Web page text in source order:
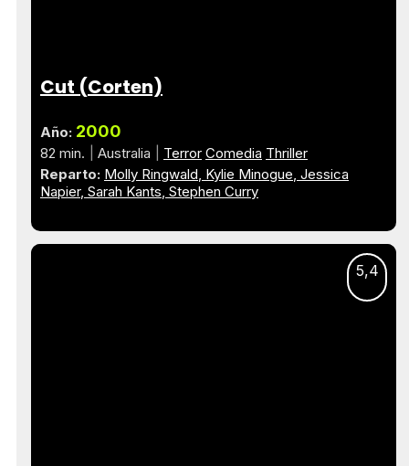
Cut (Corten)
Año: 2000
82 min. Australia Terror Comedia Thriller
Reparto: Molly Ringwald Kylie Minogue Jessica
Napier Sarah Kants Stephen Curry
5,4